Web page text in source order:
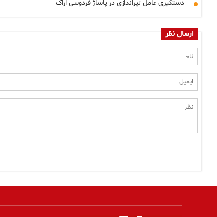
دستگیری عامل تیراندازی در پاساژ فردوسی اراک
ارسال نظر